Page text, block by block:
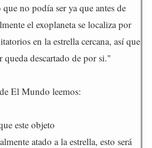
no podía ser ya que antes de
el exoplaneta se localiza por
en la estrella cercana, así que
queda descartado de por si."
El Mundo leemos:
este objeto
atado a la estrella, esto será